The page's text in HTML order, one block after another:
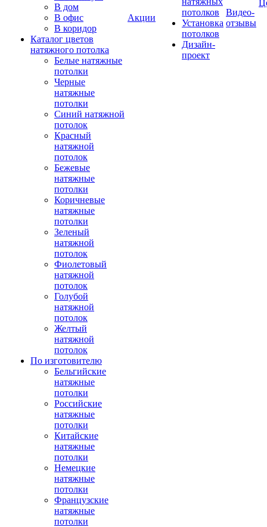
В дом
В офис
В коридор
Каталог цветов
натяжного потолка
Белые натяжные
потолки
Черные
натяжные
потолки
Синий натяжной
потолок
Красный
натяжной
потолок
Бежевые
натяжные
потолки
Коричневые
натяжные
потолки
Зеленый
натяжной
потолок
Фиолетовый
натяжной
потолок
Голубой
натяжной
потолок
Желтый
натяжной
потолок
По изготовителю
Бельгийские
натяжные
потолки
Российские
натяжные
потолки
Китайские
натяжные
потолки
Немецкие
натяжные
потолки
Французские
натяжные
потолки
Акции
потолков
Установка
потолков
Дизайн-
проект
Видео-
отзывы